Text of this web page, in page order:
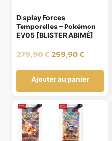
Display Forces
Temporelles – Pokémon
EV05 [BLISTER ABIMÉ]
279,90€ Le
initial
259,90€Le
actuel
Ajouter au panier